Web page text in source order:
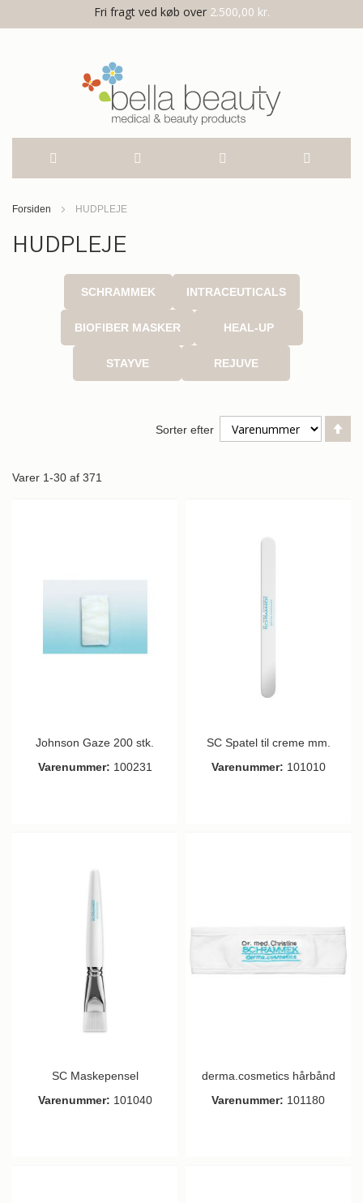
Fri fragt ved køb over 2.500,00 kr.
Forsiden HUDPLEJE
HUDPLEJE
SCHRAMMEK INTRACEUTICALS
BIOFIBER MASKER HEAL-UP
STAYVE REJUVE
Varer 1-30 af 371
Sorter efter
Johnson Gaze 200 stk.
Varenummer: 100231
SC Spatel til creme mm.
Varenummer: 101010
SC Maskepensel
Varenummer: 101040
derma.cosmetics hårbånd
Varenummer: 101180